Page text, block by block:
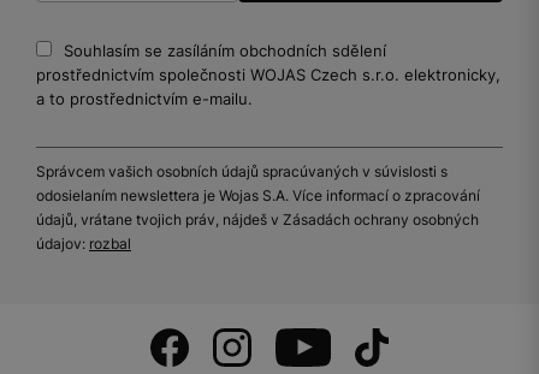
Souhlasím se zasíláním obchodních sdělení
prostřednictvím společnosti WOJAS Czech s.r.o. elektronicky,
a to prostřednictvím e-mailu.
Správcem vašich osobních údajů spracúvaných v súvislosti s
odosielaním newslettera je Wojas S.A. Více informací o zpracování
údajů, vrátane tvojich práv, nájdeš v Zásadách ochrany osobných
údajov: rozbal